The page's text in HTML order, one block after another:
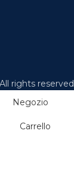
rights reserved
Negozio
Carrello